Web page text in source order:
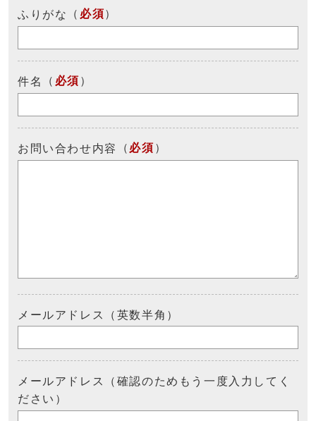
ふりがな （ 必須）
件名 （ 必須 ）
お問い合わせ内容 （ 必須 ）
メールアドレス（英数半角）
メールアドレス（確認のためもう一度入力してく
ださい）